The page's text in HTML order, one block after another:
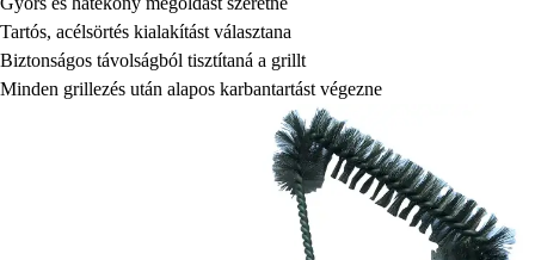
Tartós, acélsörtés kialakítást választana
Biztonságos távolságból tisztítaná a grillt
Minden grillezés után alapos karbantartást végezne